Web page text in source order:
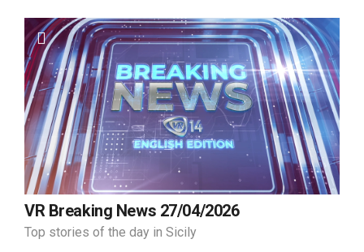
VR Breaking News 27/04/2026
Top stories of the day in Sicily